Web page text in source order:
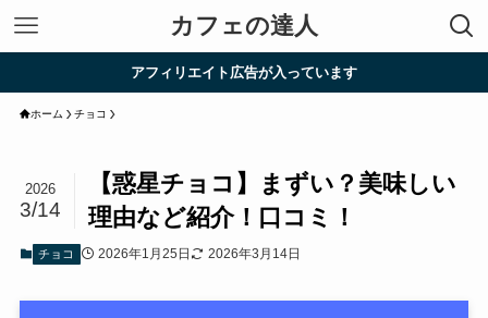
カフェの達人
アフィリエイト広告が入っています
ホーム チョコ
【惑星チョコ】まずい？美味しい
理由など紹介！口コミ！
2026
3/14
チョコ 2026年1月25日 2026年3月14日